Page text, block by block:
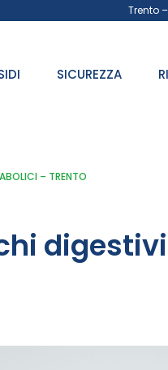
Trento
SICUREZZA
– TRENTO